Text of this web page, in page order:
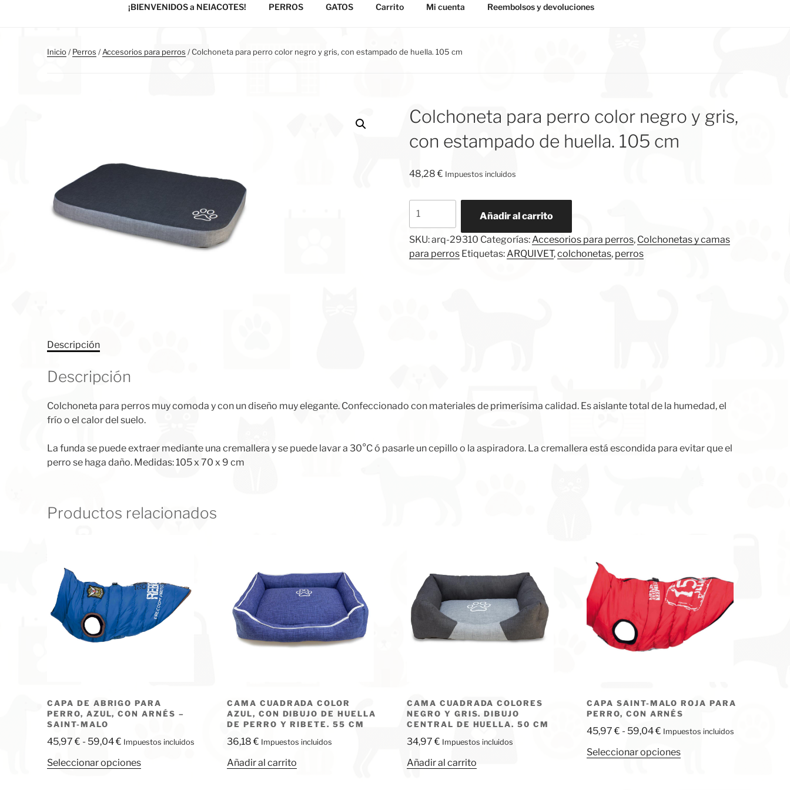
¡BIENVENIDOS a NEIACOTES! PERROS GATOS Carrito Mi cuenta Reembolsos y devoluciones
Inicio/Perros /Accesorios para perros / Colchoneta para perro color negro y gris, con estampado de huella. 105 cm
Colchoneta para perro color negro y gris,
con estampado de huella. 105 cm
48,28€ Impuestos incluidos
para
perro
negro
Añadir al carrito
SKU:arq-29310 Categorías: Accesorios para perros, Colchonetas y camas
para perros Etiquetas: ARQUIVET,colchonetas, perros
Descripción
Descripción
Colchoneta para perros muy comoda y con un diseño muy elegante. Confeccionado con materiales de primerísima calidad. Es aislante total de la humedad, el
frío o el calor del suelo.
La funda se puede extraer mediante una cremallera y se puede lavar a 30°C ó pasarle un cepillo o la aspiradora. La cremallera está escondida para evitar que el
perro se haga daño. Medidas: 105 x 70 x 9 cm
Productos relacionados
CAPA DE ABRIGO PARA
PERRO, AZUL, CON ARNÉS –
SAINT-MALO
45,97€ - 59,04€ Rango
precios:
Impuestos incluidos
Seleccionar opcionesEste
CAMA CUADRADA COLOR
AZUL, CON DIBUJO DE HUELLA
DE PERRO Y RIBETE. 55 CM
36,18€ Impuestos incluidos
Añadir al carrito
CAMA CUADRADA COLORES
NEGRO Y GRIS. DIBUJO
CENTRAL DE HUELLA. 50 CM
34,97€ Impuestos incluidos
Añadir al carrito
CAPA SAINT-MALO ROJA PARA
PERRO, CON ARNÉS
45,97€ - 59,04€ Rango
precios:
Impuestos incluidos
Seleccionar opcionesEste